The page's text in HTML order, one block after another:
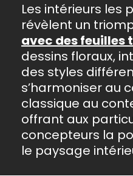
Les intérieurs les
révèlent un
avec desfeuilles
dessins floraux,
des styles
s’harmoniser au
classique au
offrant aux
concepteurs la
le paysage